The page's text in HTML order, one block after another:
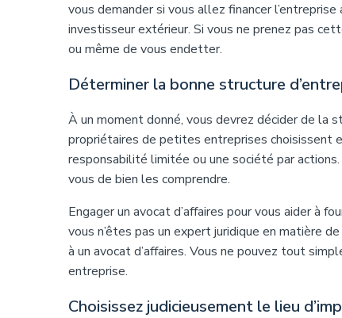
vous demander si vous allez financer
investisseur extérieur. Si vous ne prenez pas
ou même de vous endetter.
Déterminer la bonne structure
À un moment donné, vous devrez décider de la
propriétaires de petites entreprises choisissent
responsabilité limitée ou une société par
vous de bien les comprendre.
Engager un avocat d’affaires pour vous aider à
vous n’êtes pas un expert juridique en matière
à un avocat d’affaires. Vous ne pouvez tout
entreprise.
Choisissez judicieusement le lieu